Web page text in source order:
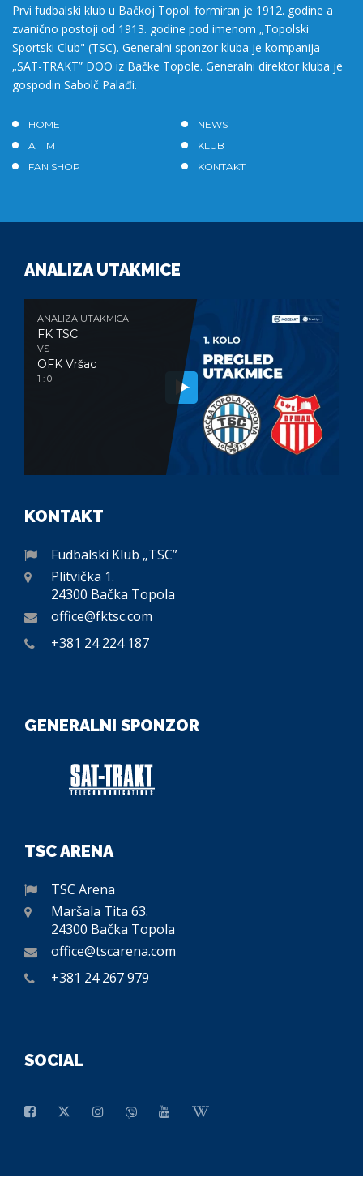
Prvi fudbalski klub u Bačkoj Topoli formiran je 1912. godine a
zvanično postoji od 1913. godine pod imenom „Topolski
Sportski Club" (TSC). Generalni sponzor kluba je kompanija
„SAT-TRAKT” DOO iz Bačke Topole. Generalni direktor kluba je
gospodin Sabolč Palađi.
HOME
NEWS
A TIM
KLUB
FAN SHOP
KONTAKT
ANALIZA UTAKMICE
ANALIZA UTAKMICA
FK TSC
VS
OFK Vršac
1 : 0
KONTAKT
Fudbalski Klub „TSC”
Plitvička 1.
24300 Bačka Topola
office@fktsc.com
+381 24 224 187
GENERALNI SPONZOR
TSC ARENA
TSC Arena
Maršala Tita 63.
24300 Bačka Topola
office@tscarena.com
+381 24 267 979
SOCIAL